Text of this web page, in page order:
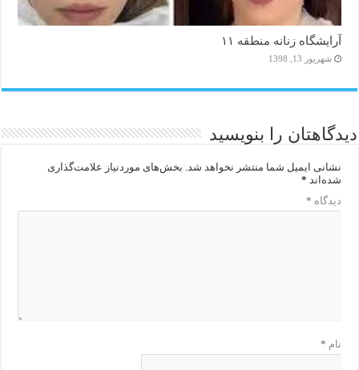
آرایشگاه زنانه منطقه ۱۱
شهریور 13, 1398
دیدگاهتان را بنویسید
نشانی ایمیل شما منتشر نخواهد شد. بخش‌های موردنیاز علامت‌گذاری
شده‌اند *
دیدگاه *
نام *